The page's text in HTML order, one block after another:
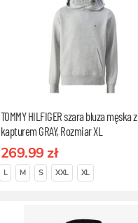
TOMMY HILFIGER szara bluza męska z
kapturem GRAY, Rozmiar XL
269.99 zł
L M S XXL XL